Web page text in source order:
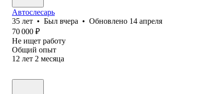
Автослесарь
35 лет • Был вчера • Обновлено 14 апреля
70 000 ₽
Не ищет работу
Общий опыт
12 лет 2 месяца